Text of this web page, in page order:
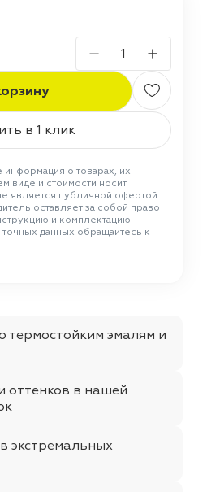
в 1 клик
информация о товарах, их
виде и стоимости носит
является публичной офертой
оставляет за собой право
и комплектацию
данных обращайтесь к
термостойким эмалям и
оттенков в нашей
экстремальных